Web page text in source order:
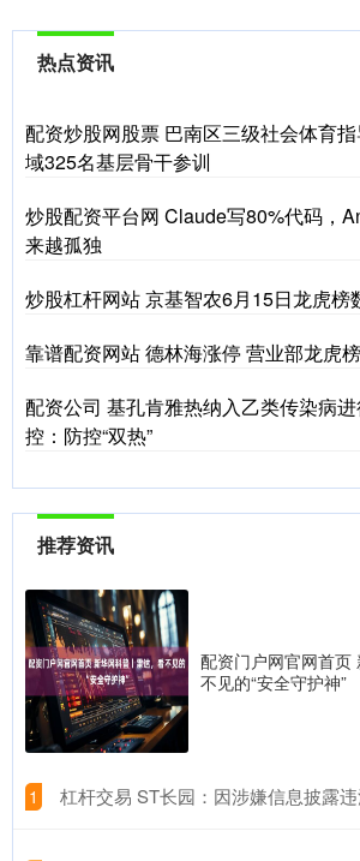
热点资讯
配资炒股网股票 巴南区三级社会体育
域325名基层骨干参训
炒股配资平台网 Claude写80%代码，
来越孤独
炒股杠杆网站 京基智农6月15日龙虎榜
靠谱配资网站 德林海涨停 营业部龙虎
配资公司 基孔肯雅热纳入乙类传染病
控：防控“双热”
推荐资讯
配资门户网官网首页
不见的“安全守护神”
1 杠杆交易 ST长园：因涉嫌信息披露